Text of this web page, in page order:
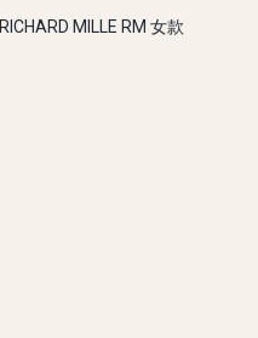
RICHARD MILLE RM 女款